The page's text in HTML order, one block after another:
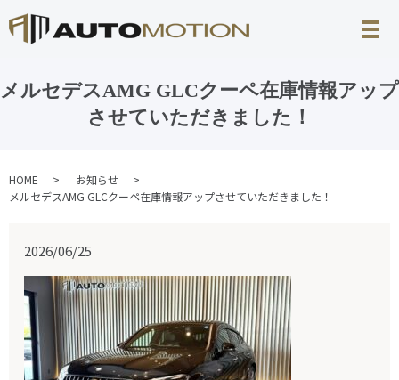
メルセデスAMG GLCクーペ在庫情報アップ
させていただきました！
HOME
お知らせ
メルセデスAMG GLCクーペ在庫情報アップさせていただきました！
2026/06/25